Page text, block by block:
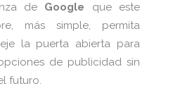
de Google que este
más simple, permita
la puerta abierta para
de publicidad sin
futuro.